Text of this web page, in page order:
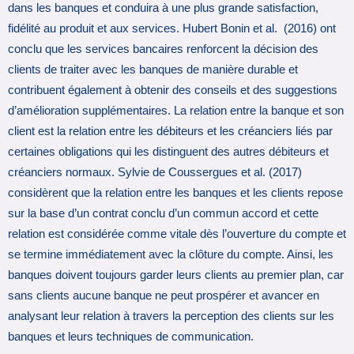
dans les banques et conduira à une plus grande satisfaction,
fidélité au produit et aux services. Hubert Bonin et al. (2016) ont
conclu que les services bancaires renforcent la décision des
clients de traiter avec les banques de manière durable et
contribuent également à obtenir des conseils et des suggestions
d’amélioration supplémentaires. La relation entre la banque et son
client est la relation entre les débiteurs et les créanciers liés par
certaines obligations qui les distinguent des autres débiteurs et
créanciers normaux. Sylvie de Coussergues et al. (2017)
considèrent que la relation entre les banques et les clients repose
sur la base d’un contrat conclu d’un commun accord et cette
relation est considérée comme vitale dès l’ouverture du compte et
se termine immédiatement avec la clôture du compte. Ainsi, les
banques doivent toujours garder leurs clients au premier plan, car
sans clients aucune banque ne peut prospérer et avancer en
analysant leur relation à travers la perception des clients sur les
banques et leurs techniques de communication.